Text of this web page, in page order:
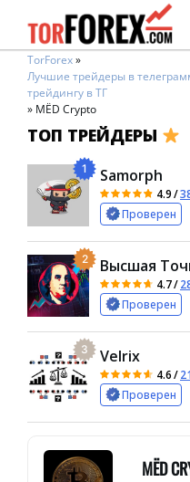
TorForex»
Лучшие трейдеры в
трейдингу в ТГ
» MЁD Crypto
ТОП ТРЕЙДЕРЫ
1 Samorph
4.9/
Проверен
2 Высшая
4.7/
Проверен
3 Velrix
4.6/
Проверен
MЁD